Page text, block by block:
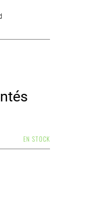
EN STOCK